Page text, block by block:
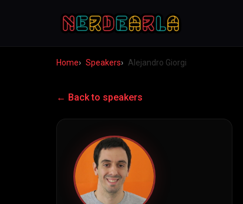
Home Speakers Alejandro Giorgi
← Back to speakers